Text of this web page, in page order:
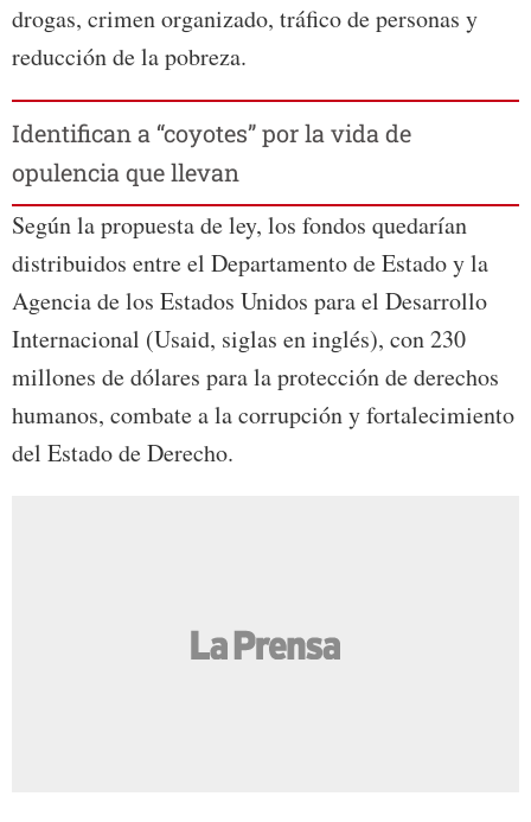
drogas, crimen organizado, tráfico de personas y
reducción de la pobreza.
Identifican a “coyotes” por la vida de
opulencia que llevan
Según la propuesta de ley, los fondos quedarían
distribuidos entre el Departamento de Estado y la
Agencia de los Estados Unidos para el Desarrollo
Internacional (Usaid, siglas en inglés), con 230
millones de dólares para la protección de derechos
humanos, combate a la corrupción y fortalecimiento
del Estado de Derecho.